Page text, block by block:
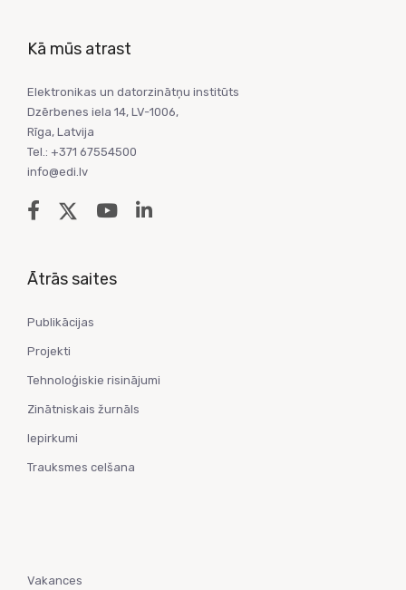
Kā mūs atrast
Elektronikas un datorzinātņu institūts
Dzērbenes iela 14, LV-1006,
Rīga, Latvija
Tel.: +371 67554500
info@edi.lv
Ātrās saites
Publikācijas
Projekti
Tehnoloģiskie risinājumi
Zinātniskais žurnāls
Iepirkumi
Trauksmes celšana
Vakances